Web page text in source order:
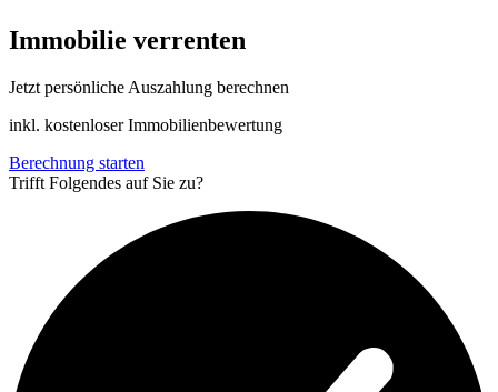
Immobilie verrenten
Jetzt persönliche Auszahlung berechnen
inkl. kostenloser Immobilienbewertung
Berechnung starten
Trifft Folgendes auf Sie zu?